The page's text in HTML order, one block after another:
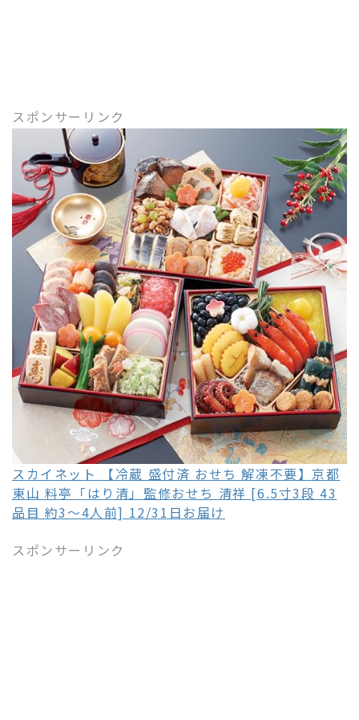
スポンサーリンク
スカイネット 【冷蔵 盛付済 おせち 解凍不要】京都
東山 料亭「はり清」監修おせち 清祥 [6.5寸3段 43
品目 約3～4人前] 12/31日お届け
スポンサーリンク